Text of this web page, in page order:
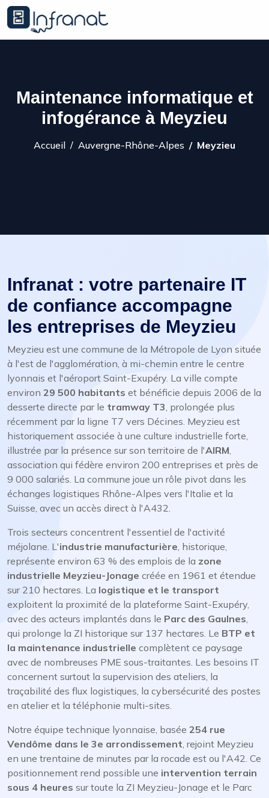
Maintenance informatique et
infogérance à Meyzieu
Accueil Auvergne-Rhône-Alpes Meyzieu
Infranat : votre partenaire IT
de confiance accompagne
les entreprises de Meyzieu
Meyzieu est une commune de la Métropole de Lyon située
à l'est de l'agglomération, à mi-chemin entre le centre
lyonnais et l'aéroport Saint-Exupéry. La ville compte
environ 29 500 habitants et bénéficie depuis 2006 de la
desserte directe par le tramway T3, prolongée plus
récemment par la ligne T7 vers Décines. Meyzieu est
historiquement associée à une culture industrielle forte,
illustrée par la présence sur son territoire de l'AIRM,
association qui fédère environ 200 entreprises et près de
9 000 salariés. La commune joue un rôle pivot dans les
échanges logistiques Rhône-Alpes vers l'Italie et la
Suisse, avec un accès direct à l'A432.
Trois secteurs concentrent l'essentiel de l'activité
méjolane. L'industrie manufacturière, historique,
représente environ 63 % des emplois de la zone
industrielle Meyzieu-Jonage créée en 1961 et étendue
sur 210 hectares. La logistique et le transport
exploitent la proximité de la plateforme Saint-Exupéry,
avec des acteurs implantés dans le Parc des Gaulnes,
qui prolonge la ZI historique sur 137 hectares. Le BTP et
la maintenance industrielle complètent ce paysage
avec de nombreuses PME sous-traitantes. Les besoins IT
concernent surtout la supervision des ateliers, la
traçabilité des flux logistiques, la cybersécurité des postes
en atelier et la téléphonie multi-sites.
Notre équipe technique lyonnaise, basée 254 rue
Vendôme dans le 3e arrondissement, rejoint Meyzieu
en une trentaine de minutes par la rocade est ou l'A42. Ce
positionnement rend possible une intervention terrain
sous 4 heures sur toute la ZI Meyzieu-Jonage et le Parc